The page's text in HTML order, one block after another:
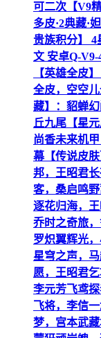
可二次【V9
多皮·2典藏·
贵族积分】 4
文 安卓Q-V9-
【英雄全皮
全皮，空空
藏】：貂蝉
丘九尾【星
尚香未来机
幕【传说皮
邦，王昭君
客，桑启鸣
逐花归海，
乔时之奇旅
罗炽翼辉光
星穹之声，
愿，王昭君
李元芳飞鸢
飞将，李信
梦，宫本武